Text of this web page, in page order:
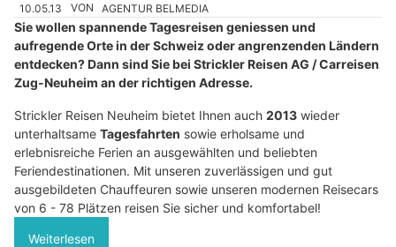
10.05.13 VON AGENTUR BELMEDIA
Sie wollen spannende Tagesreisen geniessen und
aufregende Orte in der Schweiz oder angrenzenden Ländern
entdecken? Dann sind Sie bei Strickler Reisen AG / Carreisen
Zug-Neuheim an der richtigen Adresse.
Strickler Reisen Neuheim bietet Ihnen auch 2013 wieder
unterhaltsame Tagesfahrten sowie erholsame und
erlebnisreiche Ferien an ausgewählten und beliebten
Feriendestinationen. Mit unseren zuverlässigen und gut
ausgebildeten Chauffeuren sowie unseren modernen Reisecars
von 6 - 78 Plätzen reisen Sie sicher und komfortabel!
Weiterlesen